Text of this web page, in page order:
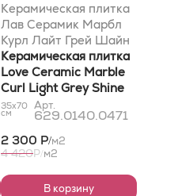
Керамическая плитка
Лав Серамик Марбл
Курл Лайт Грей Шайн
35x70
Керамическая плитка
Love Ceramic Marble
Curl Light Grey Shine
35x70
35x70
см
Арт.
629.0140.0471
2 300 Р/м2
4 420Р/м2
В корзину